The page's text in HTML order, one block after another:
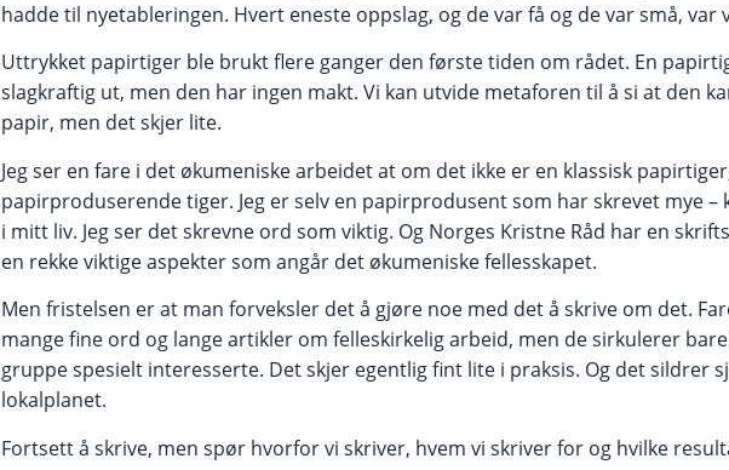
hadde til nyetableringen. Hvert eneste oppslag, og de var få og de var små, var
Uttrykket papirtiger ble brukt flere ganger den første tiden om rådet. En
slagkraftig ut, men den har ingen makt. Vi kan utvide metaforen til å si at den
papir, men det skjer lite.
Jeg ser en fare i det økumeniske arbeidet at om det ikke er en klassisk
papirproduserende tiger. Jeg er selv en papirprodusent som har skrevet mye –
i mitt liv. Jeg ser det skrevne ord som viktig. Og Norges Kristne Råd har en
en rekke viktige aspekter som angår det økumeniske fellesskapet.
Men fristelsen er at man forveksler det å gjøre noe med det å skrive om det.
mange fine ord og lange artikler om felleskirkelig arbeid, men de sirkulerer
gruppe spesielt interesserte. Det skjer egentlig fint lite i praksis. Og det sildrer
lokalplanet.
Fortsett å skrive, men spør hvorfor vi skriver, hvem vi skriver for og hvilke